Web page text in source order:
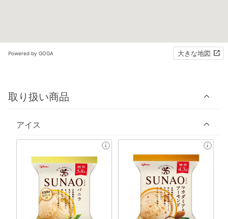
Powered by GOGA 大きな地図
取り扱い商品
アイス